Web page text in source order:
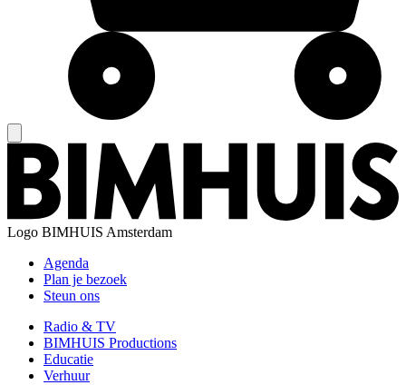
Logo BIMHUIS Amsterdam
Agenda
Plan je bezoek
Steun ons
Radio & TV
BIMHUIS Productions
Educatie
Verhuur